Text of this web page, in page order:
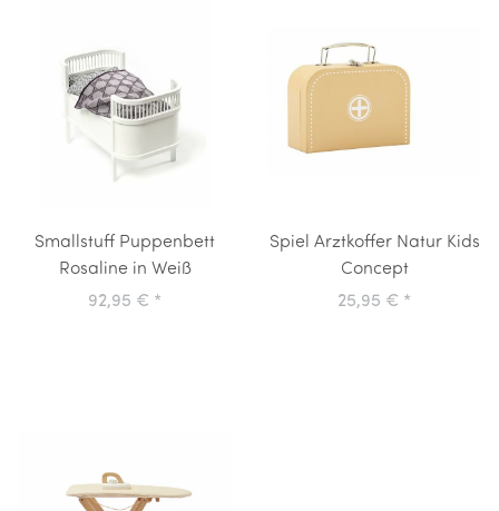
Smallstuff Puppenbett
Rosaline in Weiß
92,95 € *
Spiel Arztkoffer Natur Kids
Concept
25,95 € *